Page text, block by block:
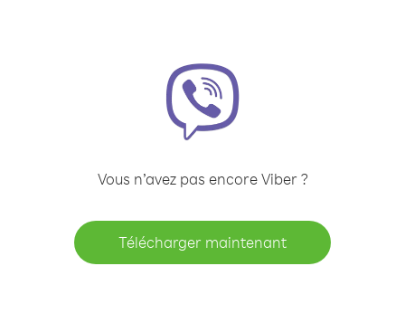
Vous n’avez pas encore Viber ?
Télécharger maintenant